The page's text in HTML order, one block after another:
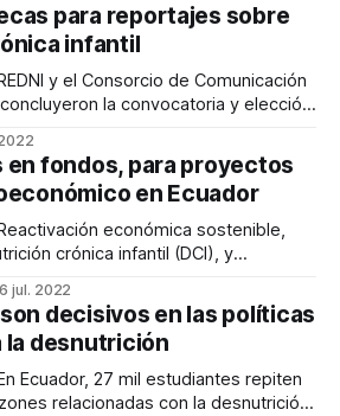
Carlos Montúfar, inauguró La
Los
para reportajes sobre
infantil
la convocatoria y elección
para realizar reportajes periodísticos
infantil (DCI) en Ecuador. Las
convocatoria se
en fondos, para proyectos
en Ecuador
crónica infantil (DCI), y
de los proyectos que podrá recibir
como parte del canje de deuda
entre Italia y Ecuador. El Fondo Ítalo Ecuatoriano para
jul. 2022
decisivos en las políticas
desnutrición
relacionadas con la desnutrición